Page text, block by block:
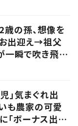
の孫、想像を
出迎え→祖父
一瞬で吹き飛ん
」気まぐれ出
も農家の可愛
「ボーナス出し